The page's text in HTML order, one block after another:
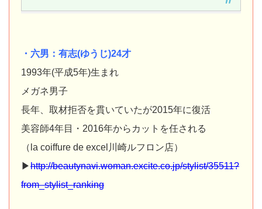
・六男：有志(ゆうじ)24才
1993年(平成5年)生まれ
メガネ男子
長年、取材拒否を貫いていたが2015年に復活
美容師4年目・2016年からカットを任される
（la coiffure de excel川崎ルフロン店）
▶http://beautynavi.woman.excite.co.jp/stylist/35511?
from_stylist_ranking